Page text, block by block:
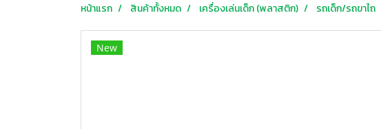
หน้าแรก สินค้าทั้งหมด เครื่องเล่นเด็ก (พลาสติก) รถเด็ก/รถขาไถ
New